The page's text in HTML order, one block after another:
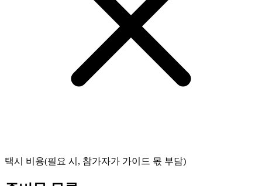
택시 비용(필요 시, 참가자가 가이드 몫 부담)